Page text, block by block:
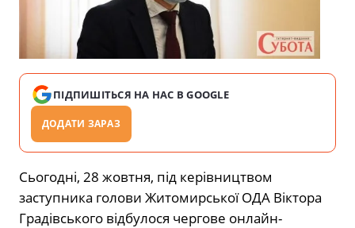
ПІДПИШІТЬСЯ НА НАС В GOOGLE
ДОДАТИ ЗАРАЗ
Сьогодні, 28 жовтня, під керівництвом
заступника голови Житомирської ОДА Віктора
Градівського відбулося чергове онлайн-